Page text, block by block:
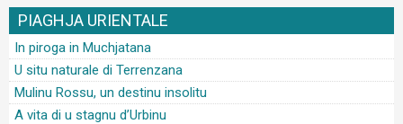
PIAGHJA URIENTALE
In piroga in Muchjatana
U situ naturale di Terrenzana
Mulinu Rossu, un destinu insolitu
A vita di u stagnu d’Urbinu